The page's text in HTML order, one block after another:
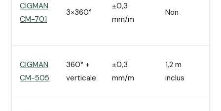
CIGMAN
CM-701
3×360°
±0,3
mm/m
Non
CIGMAN
CM-505
360° +
verticale
±0,3
mm/m
1,2 m
inclus